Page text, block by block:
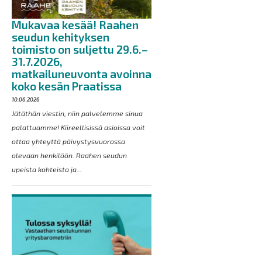
Mukavaa kesää! Raahen
seudun kehityksen
toimisto on suljettu 29.6.–
31.7.2026,
matkailuneuvonta avoinna
koko kesän Praatissa
10.06.2026
Jätäthän viestin, niin palvelemme sinua
palattuamme! Kiireellisissä asioissa voit
ottaa yhteyttä päivystysvuorossa
olevaan henkilöön. Raahen seudun
upeista kohteista ja...